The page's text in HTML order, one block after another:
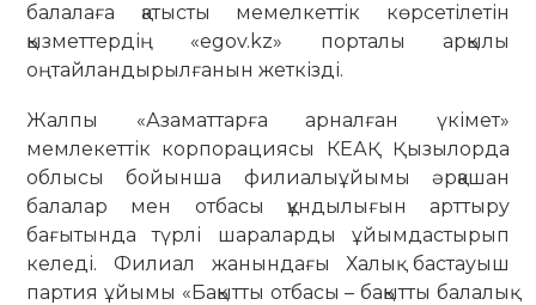
балалаға қатысты мемелкеттік көрсетілетін
қызметтердің «egov.kz» порталы арқылы
оңтайландырылғанын жеткізді.
Жалпы «Азаматтарға арналған үкімет»
мемлекеттік корпорациясы КЕАҚ Қызылорда
облысы бойынша филиалыұйымы әрқашан
балалар мен отбасы құндылығын арттыру
бағытында түрлі шараларды ұйымдастырып
келеді. Филиал жанындағы Халық бастауыш
партия ұйымы «Бақытты отбасы – бақытты балалық